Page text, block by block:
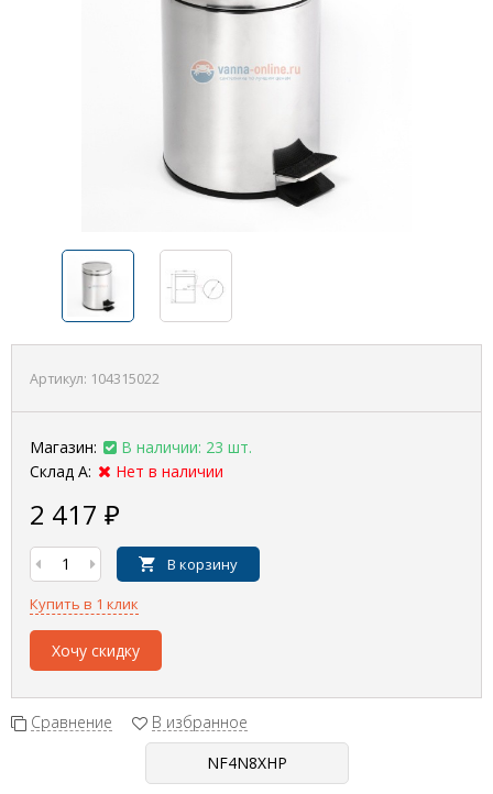
Артикул: 104315022
Магазин:
В наличии: 23 шт.
Склад А:
Нет в наличии
2 417 ₽
В корзину
Купить в 1 клик
Хочу скидку
Сравнение В избранное